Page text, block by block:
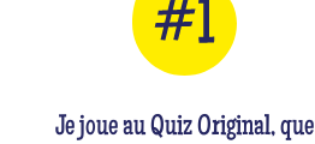
Je joue au Quiz Original, que